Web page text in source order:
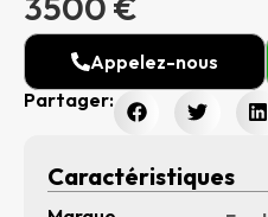
Appelez-nous
Partager:
Caractéristiques